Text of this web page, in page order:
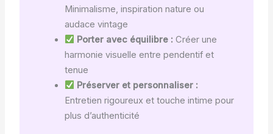
Minimalisme, inspiration nature ou
audace vintage
Porter avec équilibre : Créer une
harmonie visuelle entre pendentif et
tenue
Préserver et personnaliser :
Entretien rigoureux et touche intime pour
plus d’authenticité